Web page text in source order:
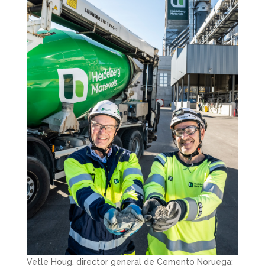
Vetle Houg, director general de Cemento Noruega;